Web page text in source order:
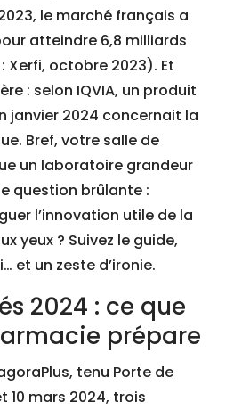
le marché français a
atteindre 6,8 milliards
Xerfi, octobre 2023). Et
: selon IQVIA, un produit
janvier 2024 concernait la
Bref, votre salle de
un laboratoire grandeur
question brûlante :
l’innovation utile de la
yeux ? Suivez le guide,
et un zeste d’ironie.
2024 : ce que
prépare
tenu Porte de
10 mars 2024, trois